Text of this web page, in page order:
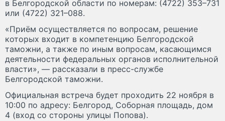
в Белгородской области по номерам: (4722) 353–731
или (4722) 321–088.
«Приём осуществляется по вопросам, решение
которых входит в компетенцию Белгородской
таможни, а также по иным вопросам, касающимся
деятельности федеральных органов исполнительной
власти», — рассказали в пресс-службе
Белгородской таможни.
Официальная встреча будет проходить 22 ноября в
10:00 по адресу: Белгород, Соборная площадь, дом
4 (вход со стороны улицы Попова).